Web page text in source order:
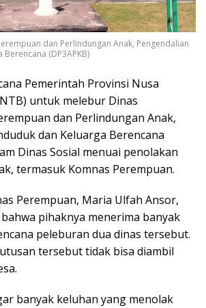
dan Perlindungan Anak, Pengendalian
(DP3APKB)
Pemerintah Provinsi Nusa
untuk melebur Dinas
dan Perlindungan Anak,
dan Keluarga Berencana
Dinas Sosial menuai penolakan
termasuk Komnas Perempuan.
Perempuan, Maria Ulfah Ansor,
pihaknya menerima banyak
peleburan dua dinas tersebut.
tersebut tidak bisa diambil
banyak keluhan yang menolak